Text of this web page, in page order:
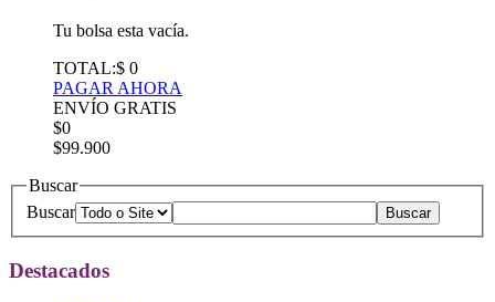
Tu bolsa esta vacía.
TOTAL:$ 0
PAGAR AHORA
ENVÍO GRATIS
$0
$99.900
Buscar
Buscar
Destacados